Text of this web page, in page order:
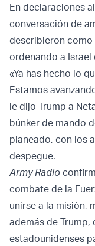
En declaraciones
conversación de
describieron
ordenando a Israel
«Ya has hecho lo
Estamos
le dijo Trump a
búnker de mando
planeado, con los
despegue.
Army Radio
combate de la
unirse a la misión,
además de
estadounidenses